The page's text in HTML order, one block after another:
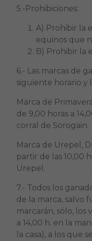
5.-Prohibiciones:
A) Prohibir la
equinos que
B) Prohibir la
6.- Las marcas de
siguiente horario y
Marca de
de 9,00 horas a
corral de Sorogain.
Marca de Urepel,
partir de las 10,00
Urepel.
7.- Todos los
de la marca, salvo
marcarán, sólo, los
a 14,00 h. en la
la casa), a los que